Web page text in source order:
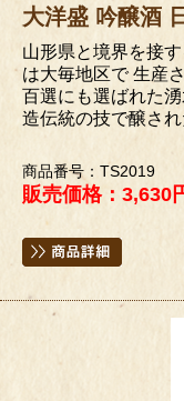
大洋盛 吟醸酒
山形県と境界を接
は大毎地区で 生産
百選にも選ばれた
造伝統の技で醸され
商品番号：TS2019
販売価格：3,630